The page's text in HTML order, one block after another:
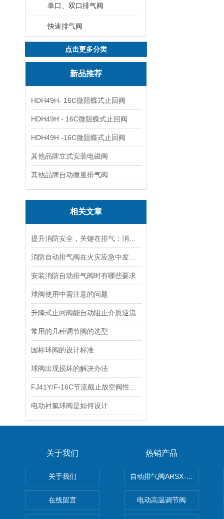
单口、双口排气阀
快速排气阀
点击更多分类
新品推荐
HDH49H- 16C微阻蝶式止回阀
HDH49H - 16C微阻蝶式止回阀
HDH49H -16C微阻蝶式止回阀
其他品牌立式安装电磁阀
其他品牌自动微量排气阀
相关文章
安装消防自动排气阀时有哪些要求
球阀使用中需注意的问题
升降式止回阀能自动阻止介质逆流
常用的几种调节阀的选型
国标球阀的设计标准
球阀出现损坏的解决办法
电动衬氟球阀是如何设计
关于我们
关于我们
在线留言
热销产品
自动排气阀ARSX-0015/
电动高温调节阀